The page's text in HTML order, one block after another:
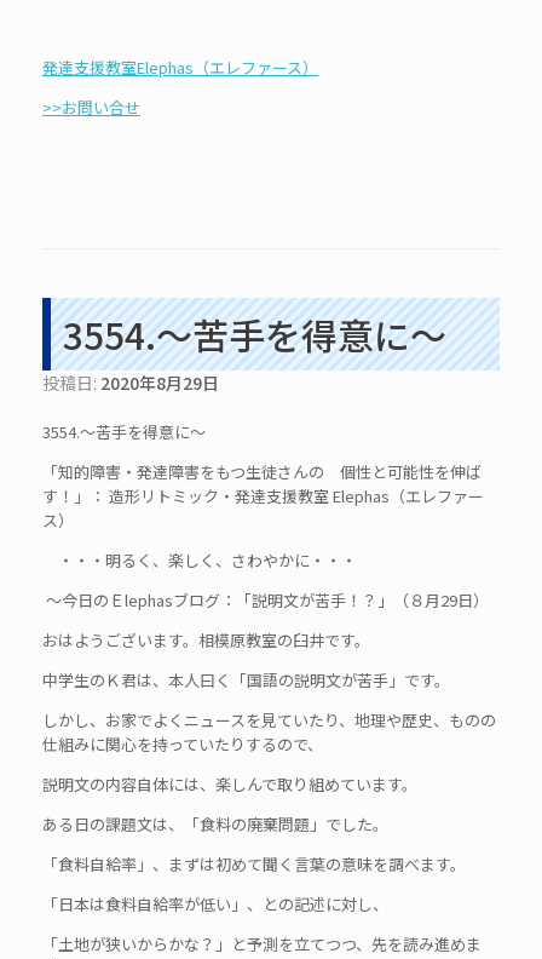
発達支援教室Elephas（エレファース）
>>お問い合せ
3554.～苦手を得意に～
投稿日: 2020年8月29日
3554.～苦手を得意に～
「知的障害・発達障害をもつ生徒さんの 個性と可能性を伸ば
す！」： 造形リトミック・発達支援教室 Elephas（エレファー
ス）
・・・明るく、楽しく、さわやかに・・・
～今日のＥlephasブログ：「説明文が苦手！？」（８月29日）
おはようございます。相模原教室の臼井です。
中学生のＫ君は、本人曰く「国語の説明文が苦手」です。
しかし、お家でよくニュースを見ていたり、地理や歴史、ものの
仕組みに関心を持っていたりするので、
説明文の内容自体には、楽しんで取り組めています。
ある日の課題文は、「食料の廃棄問題」でした。
「食料自給率」、まずは初めて聞く言葉の意味を調べます。
「日本は食料自給率が低い」、との記述に対し、
「土地が狭いからかな？」と予測を立てつつ、先を読み進めま